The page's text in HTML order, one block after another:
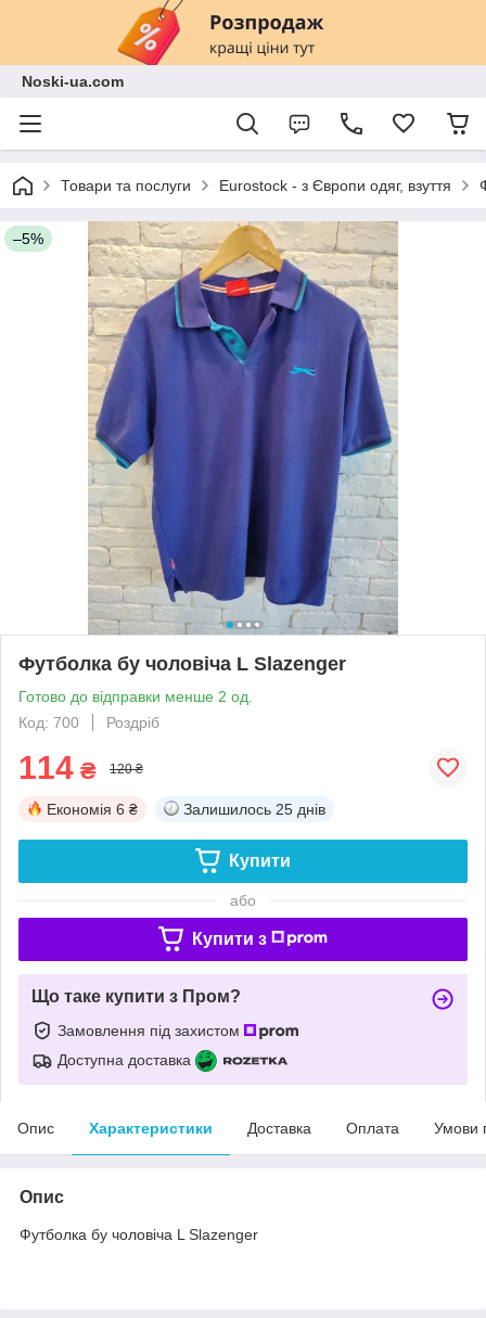
Noski-ua.com
Товари та послуги Eurostock - з Європи одяг, взуття
–5%
Футболка бу чоловіча L Slazenger
Готово до відправки менше 2 од.
Код: 700
Роздріб
114 ₴ 120 ₴
Економія 6 ₴ Залишилось 25 днів
Купити
або
Купити з
Що таке купити з Пром?
Замовлення під захистом
Доступна доставка
Опис Характеристики Доставка Оплата Умови
Опис
Футболка бу чоловіча L Slazenger